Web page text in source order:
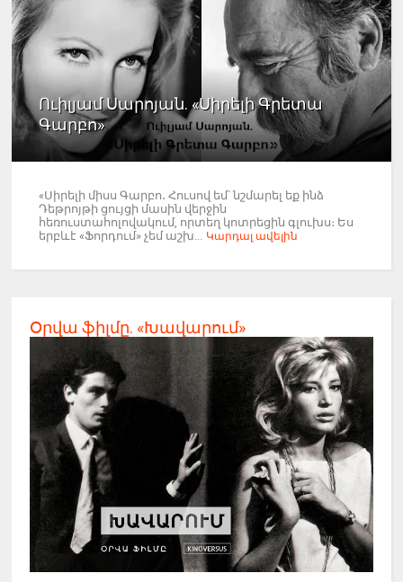
Ուիլյամ Սարոյան. «Սիրելի Գրետա
Գարբո»
«Սիրելի միսս Գարբո․ Հուսով եմ՝ նշմարել եք ինձ
Դեթրոյթի ցույցի մասին վերջին
հեռուստահոլովակում, որտեղ կոտրեցին գլուխս։ Ես
երբևէ «Ֆորդում» չեմ աշխ... Կարդալ ավելին
Օրվա ֆիլմը. «Խավարում»